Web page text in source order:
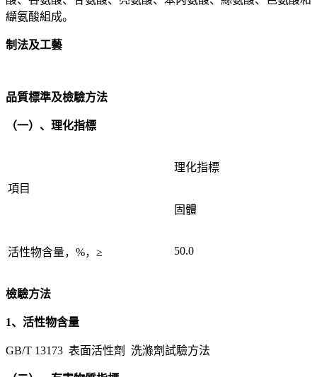
纈氨酸組成。
制法及工藝
品質標準及檢驗方法
（一）、理化指標
項目
理化指標
固體
活性物含量，%，≥ 50.0
檢驗方法
1、活性物含量
GB/T 13173 表面活性劑 洗滌劑試驗方法